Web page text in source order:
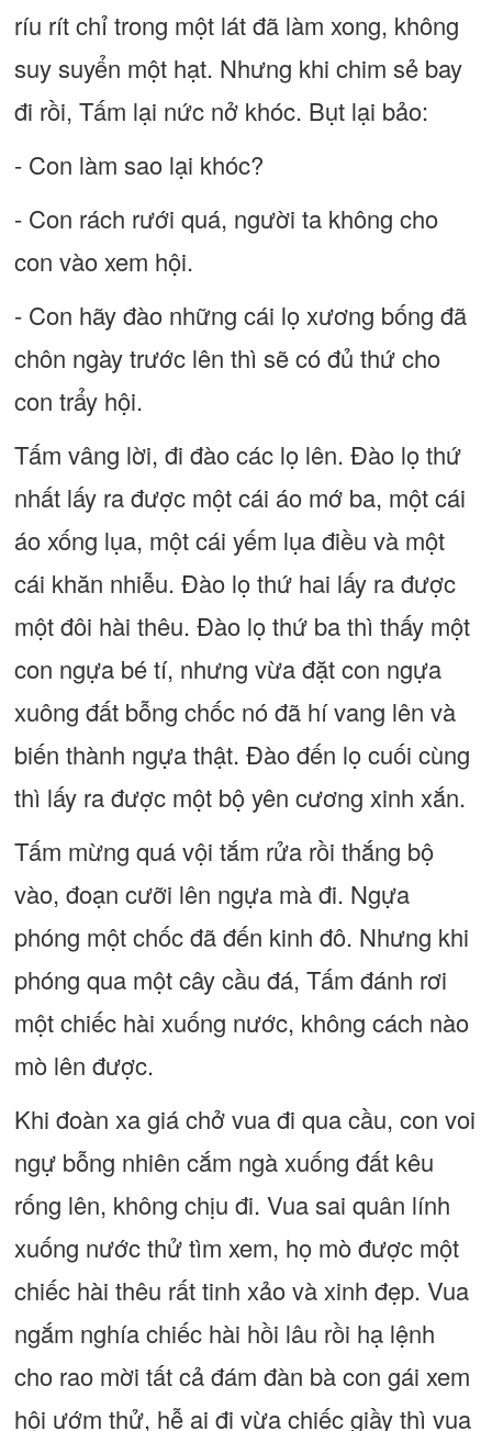
ríu rít chỉ trong một lát đã làm xong, không
suy suyển một hạt. Nhưng khi chim sẻ bay
đi rồi, Tấm lại nức nở khóc. Bụt lại bảo:
- Con làm sao lại khóc?
- Con rách rưới quá, người ta không cho
con vào xem hội.
- Con hãy đào những cái lọ xương bống đã
chôn ngày trước lên thì sẽ có đủ thứ cho
con trẩy hội.
Tấm vâng lời, đi đào các lọ lên. Đào lọ thứ
nhất lấy ra được một cái áo mớ ba, một cái
áo xống lụa, một cái yếm lụa điều và một
cái khăn nhiễu. Đào lọ thứ hai lấy ra được
một đôi hài thêu. Đào lọ thứ ba thì thấy một
con ngựa bé tí, nhưng vừa đặt con ngựa
xuông đất bỗng chốc nó đã hí vang lên và
biến thành ngựa thật. Đào đến lọ cuối cùng
thì lấy ra được một bộ yên cương xinh xắn.
Tấm mừng quá vội tắm rửa rồi thắng bộ
vào, đoạn cưỡi lên ngựa mà đi. Ngựa
phóng một chốc đã đến kinh đô. Nhưng khi
phóng qua một cây cầu đá, Tấm đánh rơi
một chiếc hài xuống nước, không cách nào
mò lên được.
Khi đoàn xa giá chở vua đi qua cầu, con voi
ngự bỗng nhiên cắm ngà xuống đất kêu
rống lên, không chịu đi. Vua sai quân lính
xuống nước thử tìm xem, họ mò được một
chiếc hài thêu rất tinh xảo và xinh đẹp. Vua
ngắm nghía chiếc hài hồi lâu rồi hạ lệnh
cho rao mời tất cả đám đàn bà con gái xem
hội ướm thử, hễ ai đi vừa chiếc giầy thì vua